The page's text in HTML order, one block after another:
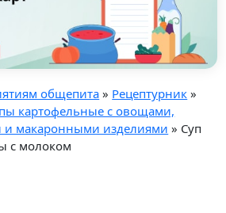
общепита» Рецептурник »
картофельные с овощами,
и макаронными изделиями » Суп
с молоком